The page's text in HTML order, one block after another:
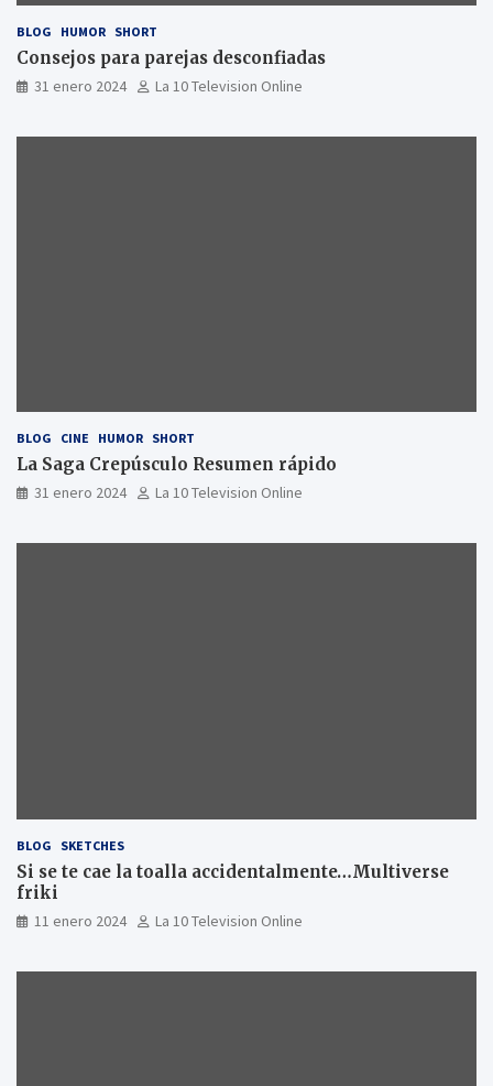
BLOG HUMOR SHORT
Consejos para parejas desconfiadas
31 enero 2024 La 10 Television Online
BLOG CINE HUMOR SHORT
La Saga Crepúsculo Resumen rápido
31 enero 2024 La 10 Television Online
BLOG SKETCHES
Si se te cae la toalla accidentalmente…Multiverse
friki
11 enero 2024 La 10 Television Online